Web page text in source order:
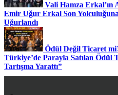
Vali Hamza Erkal’ın
Emir Uğur Erkal Son Yolculuğuna
Uğurlandı
Ödül Değil Ticaret
Türkiye’de Parayla Satılan Ödül
Tartışma Yarattı”